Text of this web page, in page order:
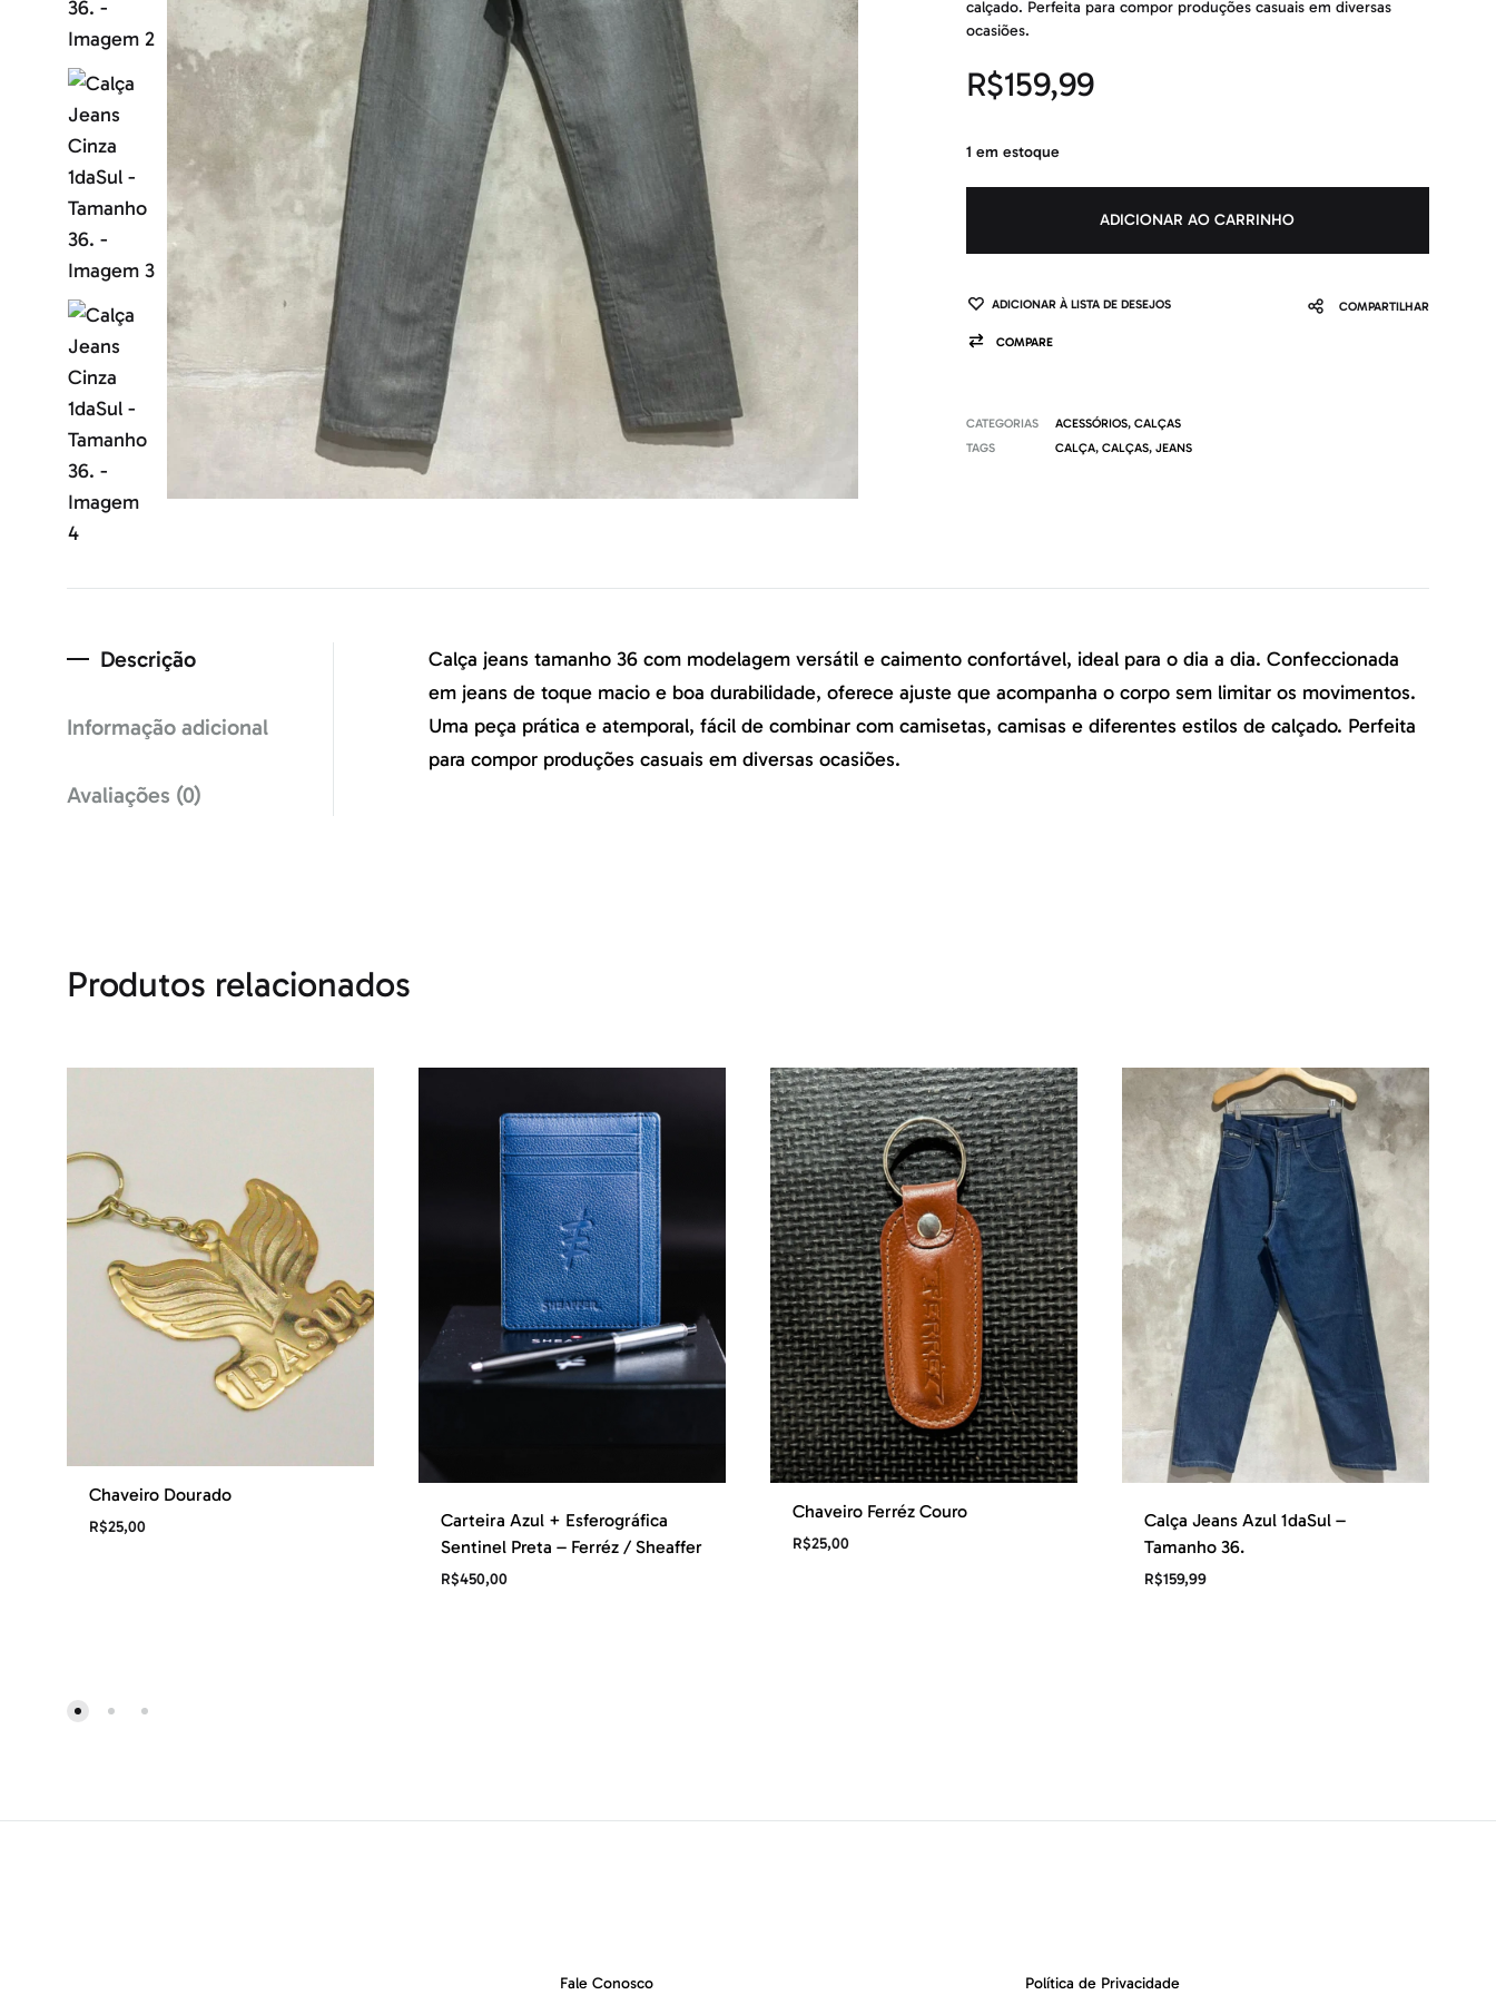
calçado. Perfeita para compor produções casuais em diversas
ocasiões.
R$159,99
1 em estoque
ADICIONAR AO CARRINHO
ADICIONAR À LISTA DE DESEJOS COMPARTILHAR
COMPARE
CATEGORIAS ACESSÓRIOS, CALÇAS
TAGS
CALÇA, CALÇAS, JEANS
Descrição
Informação adicional
Avaliações (0)
Calça jeans tamanho 36 com modelagem versátil e caimento confortável, ideal para o dia a dia. Confeccionada
em jeans de toque macio e boa durabilidade, oferece ajuste que acompanha o corpo sem limitar os movimentos.
Uma peça prática e atemporal, fácil de combinar com camisetas, camisas e diferentes estilos de calçado. Perfeita
para compor produções casuais em diversas ocasiões.
Produtos relacionados
Chaveiro Dourado
R$25,00
Carteira Azul + Esferográfica
Sentinel Preta – Ferréz / Sheaffer
R$450,00
Chaveiro Ferréz Couro
R$25,00
Calça Jeans Azul 1daSul –
Tamanho 36.
R$159,99
Fale Conosco Política de Privacidade